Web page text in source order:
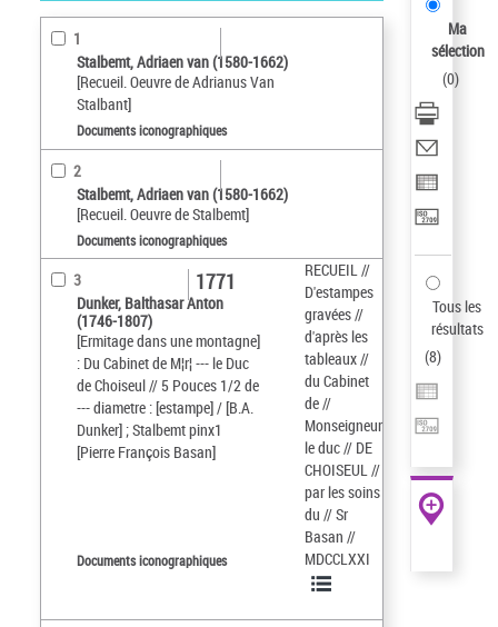
1
Stalbemt, Adriaen van (1580-1662)
[Recueil. Oeuvre de Adrianus Van
Stalbant]
Documents iconographiques
2
Stalbemt, Adriaen van (1580-1662)
[Recueil. Oeuvre de Stalbemt]
Documents iconographiques
3
Dunker, Balthasar Anton
(1746-1807)
[Ermitage dans une montagne]
: Du Cabinet de M¦r¦ --- le Duc
de Choiseul // 5 Pouces 1/2 de
--- diametre : [estampe] / [B.A.
Dunker] ; Stalbemt pinx1
[Pierre François Basan]
1771
Documents iconographiques
RECUEIL //
D'estampes
gravées //
d'après les
tableaux //
du Cabinet
de //
Monseigneur
le duc // DE
CHOISEUL //
par les soins
du // Sr
Basan //
MDCCLXXI
Ma
sélection
(0)
Tous les
résultats
(8)